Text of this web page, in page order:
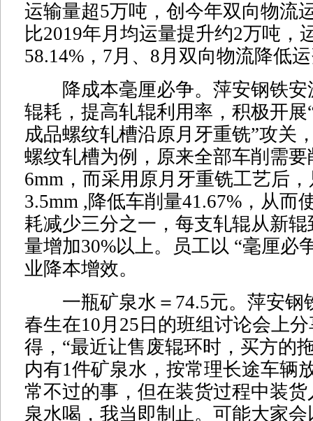
运输量超5万吨，创今年双向物流
比2019年月均运量提升约2万吨，
58.14%，7月、8月双向物流降低
降成本毫厘必争。萍安钢铁安
辊耗，提高轧辊利用率，积极开展
成品螺纹轧槽沿原月牙重铣”攻关
螺纹轧槽为例，原来全部车削需
6mm，而采用原月牙重铣工艺后
3.5mm ,降低车削量41.67%，从而
耗减少三分之一，每支轧辊从新
量增加30%以上。员工以 “毫厘必
业降本增效。
一瓶矿泉水＝74.5元。萍安钢
春生在10月25日的班组讨论会上
得，“最近让售废辊环时，买方的
内有1件矿泉水，按常理长途车辆
常不过的事，但在装货过程中装
泉水喝，我当即制止。可能大家